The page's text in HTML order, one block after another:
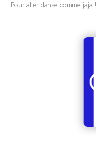
Pour aller danse comme jaja !